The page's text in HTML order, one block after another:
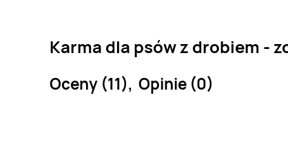
Karma dla psów z drobiem -
Oceny (11), Opinie (0)